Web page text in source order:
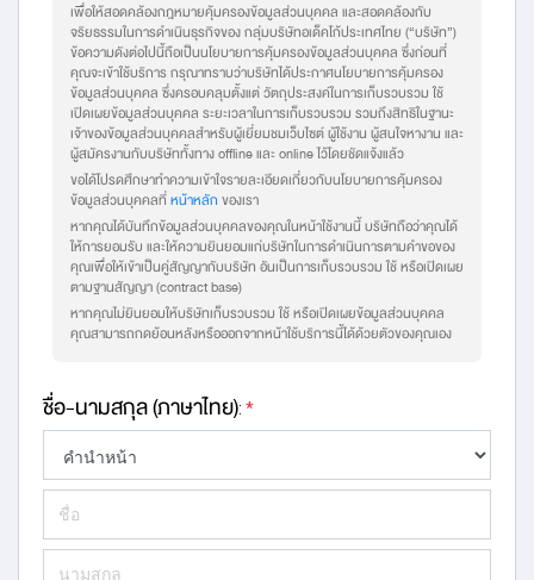
เพื่อให้สอดคล้องกฎหมายคุ้มครองข้อมูลส่วนบุคคล และสอดคล้องกับ
จริยธรรมในการดำเนินธุรกิจของ กลุ่มบริษัทอเด็คโก้ประเทศไทย (“บริษัท”)
ข้อความดังต่อไปนี้ถือเป็นนโยบายการคุ้มครองข้อมูลส่วนบุคคล ซึ่งก่อนที่
คุณจะเข้าใช้บริการ กรุณาทราบว่าบริษัทได้ประกาศนโยบายการคุ้มครอง
ข้อมูลส่วนบุคคล ซึ่งครอบคลุมตั้งแต่ วัตถุประสงค์ในการเก็บรวบรวม ใช้
เปิดเผยข้อมูลส่วนบุคคล ระยะเวลาในการเก็บรวบรวม รวมถึงสิทธิในฐานะ
เจ้าของข้อมูลส่วนบุคคลสำหรับผู้เยี่ยมชมเว็บไซต์ ผู้ใช้งาน ผู้สนใจหางาน และ
ผู้สมัครงานกับบริษัททั้งทาง offline และ online ไว้โดยชัดแจ้งแล้ว
ขอได้โปรดศึกษาทำความเข้าใจรายละเอียดเกี่ยวกับนโยบายการคุ้มครอง
ข้อมูลส่วนบุคคลที่หน้าหลัก ของเรา
หากคุณได้บันทึกข้อมูลส่วนบุคคลของคุณในหน้าใช้งานนี้ บริษัทถือว่าคุณได้
ให้การยอมรับ และให้ความยินยอมแก่บริษัทในการดำเนินการตามคำขอของ
คุณเพื่อให้เข้าเป็นคู่สัญญากับบริษัท อันเป็นการเก็บรวบรวม ใช้ หรือเปิดเผย
ตามฐานสัญญา (contract base)
หากคุณไม่ยินยอมให้บริษัทเก็บรวบรวม ใช้ หรือเปิดเผยข้อมูลส่วนบุคคล
คุณสามารถกดย้อนหลังหรือออกจากหน้าใช้บริการนี้ได้ด้วยตัวของคุณเอง
ชื่อ-นามสกุล (ภาษาไทย): *